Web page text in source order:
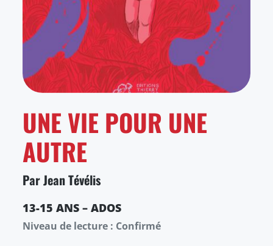
UNE VIE POUR UNE
AUTRE
Par Jean Tévélis
13-15 ANS – ADOS
Niveau de lecture : Confirmé